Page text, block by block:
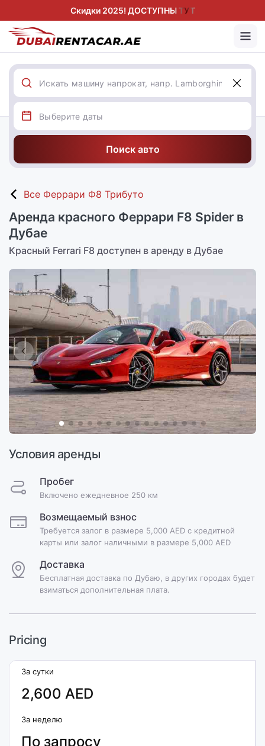
Скидки 2025! ДОСТУПНЫ ТУТ
Поиск авто
Все Феррари Ф8 Трибуто
Аренда красного Феррари F8 Spider в
Дубае
Красный Ferrari F8 доступен в аренду в Дубае
Условия аренды
Пробег
Включено ежедневное 250 км
Возмещаемый взнос
Требуется залог в размере 5,000 AED с кредитной
карты или залог наличными в размере 5,000 AED
Доставка
Бесплатная доставка по Дубаю, в других городах будет
взиматься дополнительная плата.
Pricing
За сутки
2,600 AED
За неделю
По запросу